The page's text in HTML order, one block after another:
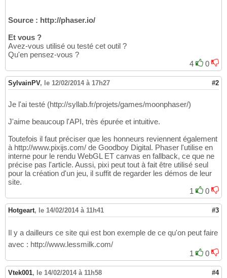
Source : http://phaser.io/
Et vous ?
Avez-vous utilisé ou testé cet outil ?
Qu'en pensez-vous ?
4
0
SylvainPV, le 12/02/2014 à 17h27 #2
Je l'ai testé (http://syllab.fr/projets/games/moonphaser/)
J'aime beaucoup l'API, très épurée et intuitive.
Toutefois il faut préciser que les honneurs reviennent également
à http://www.pixijs.com/ de Goodboy Digital. Phaser l'utilise en
interne pour le rendu WebGL ET canvas en fallback, ce que ne
précise pas l'article. Aussi, pixi peut tout à fait être utilisé seul
pour la création d'un jeu, il suffit de regarder les démos de leur
site.
1
0
Hotgeart, le 14/02/2014 à 11h41 #3
Il y a dailleurs ce site qui est bon exemple de ce qu'on peut faire
avec : http://www.lessmilk.com/
1
0
Vtek001, le 14/02/2014 à 11h58 #4